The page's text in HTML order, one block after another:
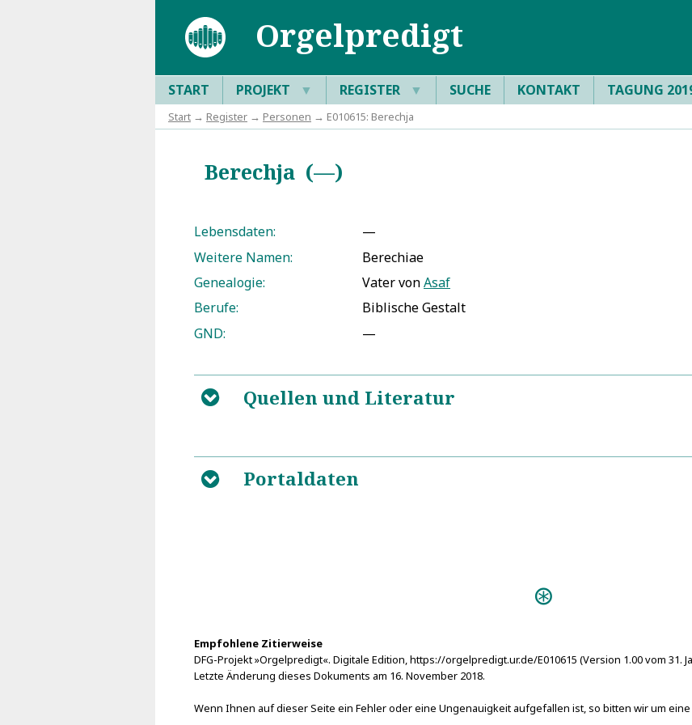
Orgelpredigt
START PROJEKT ▼ REGISTER ▼ SUCHE KONTAKT TAGUNG
Start → Register → Personen → E010615: Berechja
Berechja (—)
Lebensdaten:
—
Weitere Namen:
Berechiae
Genealogie:
Vater vonAsaf
Berufe:
Biblische Gestalt
GND:
—
B Quellen und Literatur
B Portaldaten
Asaf
Empfohlene Zitierweise
DFG-Projekt »Orgelpredigt«. Digitale Edition, https://orgelpredigt.ur.de/E010615 (Version 1.00 vom 31.
Letzte Änderung dieses Dokuments am 16. November 2018.
Wenn Ihnen auf dieser Seite ein Fehler oder eine Ungenauigkeit aufgefallen ist, so bitten wir um eine